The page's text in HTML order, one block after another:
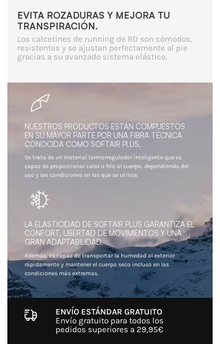
EVITA ROZADURAS Y MEJORA TU
TRANSPIRACIÓN.
Los calcetines de running de RD son cómodos,
resistentes y se ajustan perfectamente al pie
gracias a su avanzado sistema elástico.
NUESTROS PRODUCTOS ESTÁN COMPUESTOS
EN SU MAYOR PARTE POR UNA FIBRA TÉCNICA
CONOCIDA COMO SOFTAIR PLUS.
Se trata de un material termorregulador inteligente que es
capaz de proporcionar calor o frío al cuerpo, dependiendo del
uso y las condiciones en las que se utilice.
LA ELASTICIDAD DE SOFTAIR PLUS GARANTIZA EL
CONFORT, LIBERTAD DE MOVIMIENTOS Y UNA
GRAN ADAPTABILIDAD.
Además, es capaz de transportar la humedad al exterior
rápidamente y mantener el cuerpo seco incluso en las
condiciones más extremas.
ENVÍO ESTÁNDAR GRATUITO
Envío gratuito para todos los
pedidos superiores a 29,95€